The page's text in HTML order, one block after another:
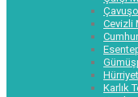
Cevizli
Karlık